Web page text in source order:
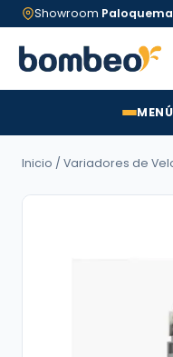
Showroom
Inicio / Variadores de